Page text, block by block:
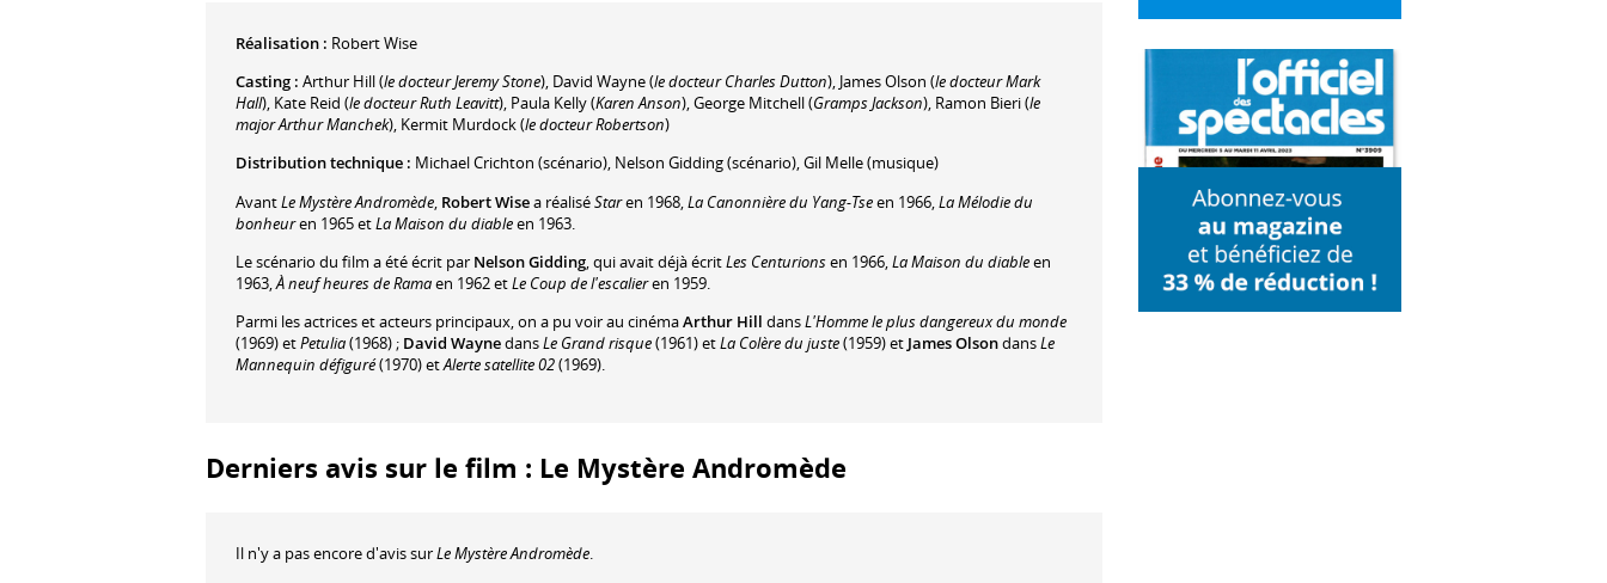
Réalisation : Robert Wise
Casting : Arthur Hill(le docteur Jeremy Stone), David Wayne(le docteur Charles Dutton), James Olson (le docteur Mark
Hall), Kate Reid (le docteur Ruth Leavitt), Paula Kelly(Karen Anson),George Mitchell(Gramps Jackson), Ramon Bieri(le
major Arthur Manchek), Kermit Murdock(le docteur Robertson)
Distribution technique : Michael Crichton (scénario), Nelson Gidding(scénario),Gil Melle(musique)
AvantLe Mystère Andromède, Robert Wisea réaliséStaren 1968,La Canonnière du Yang-Tseen 1966,La Mélodie du
bonheuren 1965 etLa Maison du diableen 1963.
Le scénario du film a été écrit par Nelson Gidding, qui avait déjà écritLes Centurionsen 1966,La Maison du diableen
1963,À neuf heures de Ramaen 1962 etLe Coup de l'escalieren 1959.
Parmi les actrices et acteurs principaux, on a pu voir au cinémaArthur Hill dansL'Homme le plus dangereux du monde
(1969) etPetulia(1968) ; David WaynedansLe Grand risque(1961) etLa Colère du juste(1959) et James OlsondansLe
Mannequin défiguré(1970) etAlerte satellite 02(1969).
Derniers avis sur le film : Le Mystère Andromède
Il n'y a pas encore d'avis surLe Mystère Andromède.